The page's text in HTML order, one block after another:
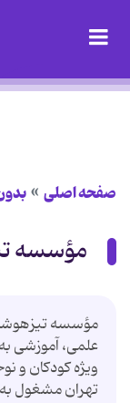
صفحه اصلی
مؤسسه
مؤسسه
علمی، آموزشی
ویژه کودکان و
تهران مشغول